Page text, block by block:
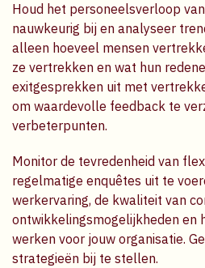
Houd het personeelsverloop
nauwkeurig bij en analyseer
alleen hoeveel mensen
ze vertrekken en wat hun
exitgesprekken uit met
om waardevolle feedback te
verbeterpunten.
Monitor de tevredenheid van
regelmatige enquêtes uit te
werkervaring, de kwaliteit van
ontwikkelingsmogelijkheden en
werken voor jouw organisatie.
strategieën bij te stellen.